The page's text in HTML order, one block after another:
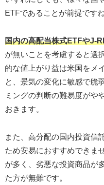
ETFであることが前提ですね
国内の高配当株式ETFやJ-
が無いことを考慮すると選
的な値上がり益は米国をメ
と、景気の変化に敏感で脆
ミングの判断の難易度がや
おきます。
また、高分配の国内投資信
ため安易におすすめできま
が多く、劣悪な投資商品が
た方が無難です。